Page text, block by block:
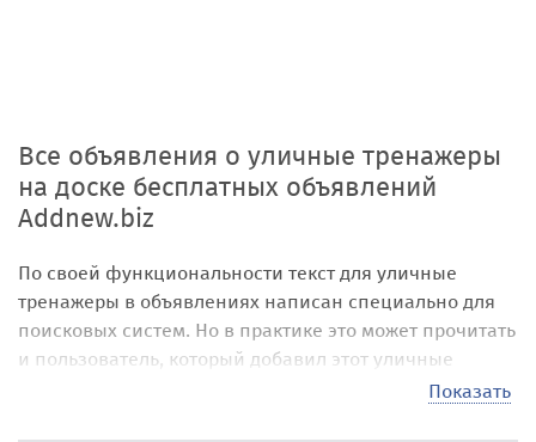
Все объявления о уличные тренажеры
на доске бесплатных объявлений
Addnew.biz
По своей функциональности текст для уличные
тренажеры в объявлениях написан специально для
поисковых систем. Но в практике это может прочитать
и пользователь, который добавил этот уличные
тренажеры в объявление или тот пользователь,Показать